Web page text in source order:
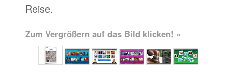
Reise.
Zum Vergrößern auf das Bild klicken! »